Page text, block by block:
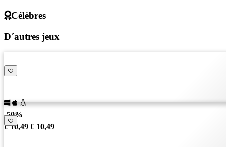
Célèbres
D´autres jeux
-50%
€ 10,49 € 10,49